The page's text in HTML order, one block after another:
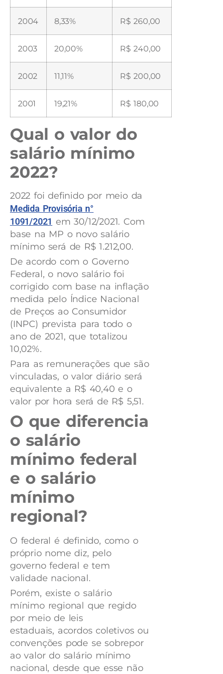
2004 8,33% R$ 260,00
2003 20,00% R$ 240,00
2002 11,11% R$ 200,00
2001 19,21% R$ 180,00
Qual o valor do
salário mínimo
2022?
2022 foi definido por meio da
Medida Provisória n°
1091/2021 em 30/12/2021. Com
base na MP o novo salário
mínimo será de R$ 1.212,00.
De acordo com o Governo
Federal, o novo salário foi
corrigido com base na inflação
medida pelo Índice Nacional
de Preços ao Consumidor
(INPC) prevista para todo o
ano de 2021, que totalizou
10,02%.
Para as remunerações que são
vinculadas, o valor diário será
equivalente a R$ 40,40 e o
valor por hora será de R$ 5,51.
O que diferencia
o salário
mínimo federal
e o salário
mínimo
regional?
O federal é definido, como o
próprio nome diz, pelo
governo federal e tem
validade nacional.
Porém, existe o salário
mínimo regional que regido
por meio de leis
estaduais, acordos coletivos ou
convenções pode se sobrepor
ao valor do salário mínimo
nacional, desde que esse não